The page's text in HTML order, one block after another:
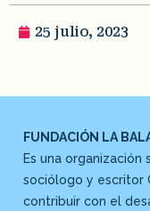
25 julio, 2023
FUNDACIÓN LA
Es una
sociólogo y escritor
contribuir con el